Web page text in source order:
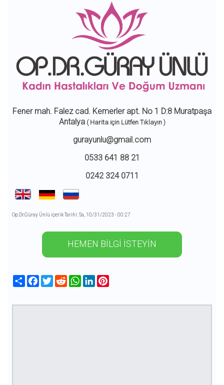
Fener mah. Falez cad. Kemerler apt. No 1 D:8 Muratpaşa
Antalya( Harita için Lütfen Tıklayın )
gurayunlu@gmail.com
0533 641 88 21
0242 324 0711
Op.Dr.Güray Ünlü içerik Tarihi: Sa, 10/31/2023 - 00:27
HEMEN BİLGİ İSTEYİN
ShareFacebook
TwitterRedditWhatsApp
LinkedInPinterest